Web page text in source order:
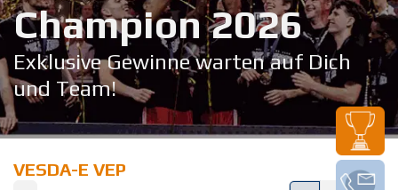
Champion 20​26
Exklusive Gewinne warten auf Dich
und Team!
VESDA-E VEP